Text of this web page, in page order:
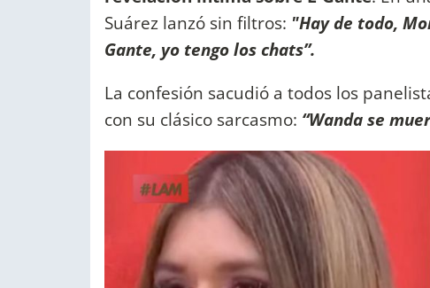
Suárez lanzó sin filtros: "Hay de todo,
Gante, yo tengo los chats”.
La confesión sacudió a todos los
con su clásico sarcasmo: “Wanda se